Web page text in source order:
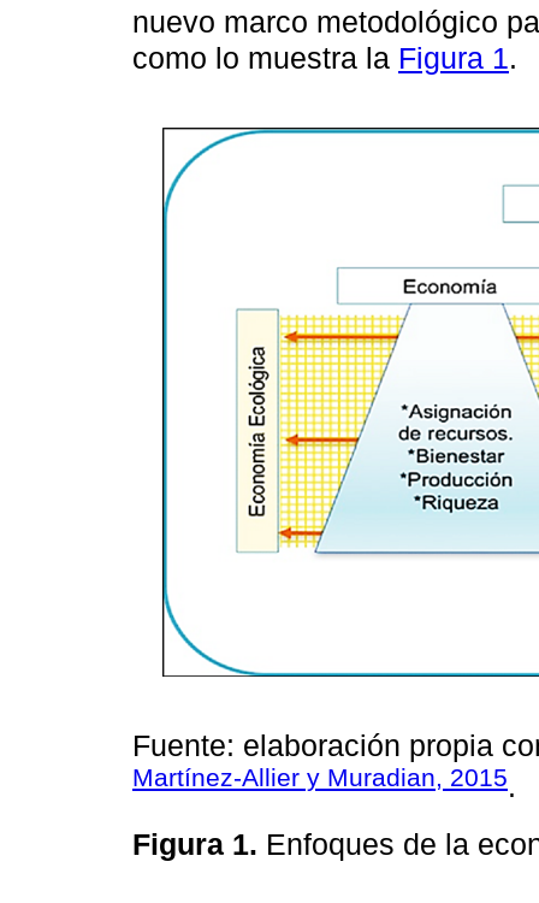
nuevo marco metodológico
como lo muestra la Figura 1 .
Fuente: elaboración propia
Martínez-Allier y Muradian, 2015.
Figura 1. Enfoques de la